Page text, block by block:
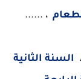
، ......
،
السنة الثانية